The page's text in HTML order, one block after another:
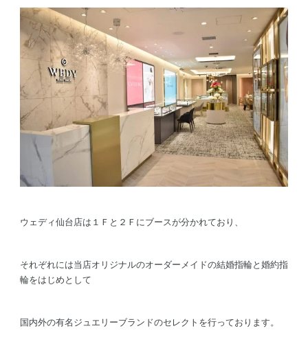
ウェディ仙台店は１Ｆと２Ｆにブースが分かれており、
それぞれには当店オリジナルのオーダーメイドの結婚指輪と婚約指
輪をはじめとして
国内外の有名ジュエリーブランドのセレクトを行っております。